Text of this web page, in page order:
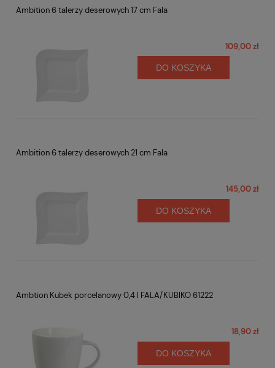
Ambition 6 talerzy deserowych 17 cm Fala
109,00 zł
DO KOSZYKA
Ambition 6 talerzy deserowych 21 cm Fala
145,00 zł
DO KOSZYKA
Ambtion Kubek porcelanowy 0,4 l FALA/KUBIKO 61222
18,90 zł
DO KOSZYKA